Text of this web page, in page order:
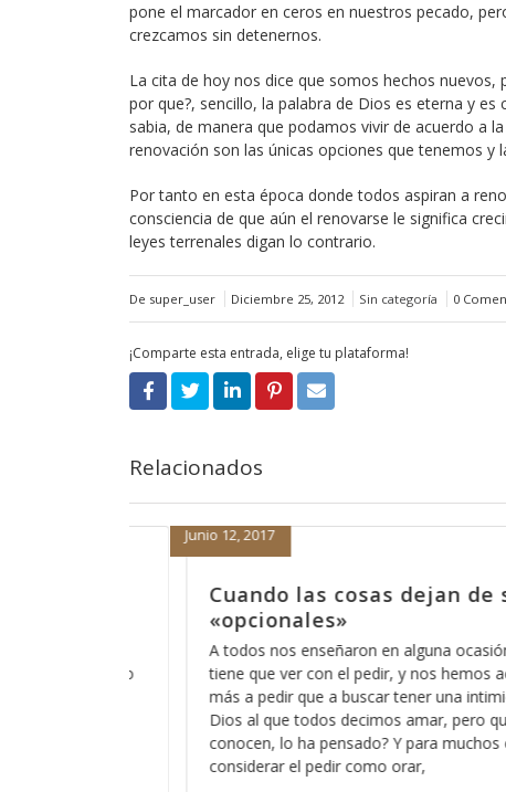
pone el marcador en ceros en nuestros pecado,
crezcamos sin detenernos.
La cita de hoy nos dice que somos hechos
por que?, sencillo, la palabra de Dios es eterna y
sabia, de manera que podamos vivir de acuerdo a
renovación son las únicas opciones que tenemos y
Por tanto en esta época donde todos aspiran a
consciencia de que aún el renovarse le significa
leyes terrenales digan lo contrario.
De super_user Diciembre 25, 2012 Sin categoría 0
¡Comparte esta entrada, elige tu plataforma!
Relacionados
acostumbrado
Dicen que las cosas ya no
antes
Septiembre 1, 2016
Últimamente he escuchado esa frase de
no son como antes”, lo irónico es que lo
la gente de mi generación y me hace
embargo no puedo negar que muchas
cambiado radicalmente y que lo que
entendíamos como normal y como